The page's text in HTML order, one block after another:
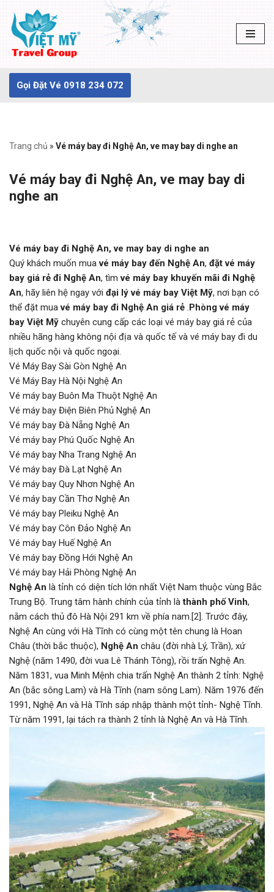
Chuyển
tới
dung
Gọi Đặt Vé 0918 234 072
Trang chủ » Vé máy bay đi Nghệ An, ve may bay di nghe an
Vé máy bay đi Nghệ An, ve may bay di
nghe an
Vé máy bay đi Nghệ An, ve may bay di nghe an
Quý khách muốn muavé máy bay đến Nghệ An, đặt vé máy
bay giá rẻ đi Nghệ An, tìmvé máy bay khuyến mãi đi Nghệ
An, hãy liên hệ ngay với đại lý vé máy bay Việt Mỹ, nơi bạn có
thể đặt muavé máy bay đi Nghệ An giá rẻ .Phòng vé máy
bay Việt Mỹ chuyên cung cấp các loại vé máy bay giá rẻ của
nhiều hãng hàng không nội địa và quốc tế và vé máy bay đi du
lịch quốc nội và quốc ngoại.
Vé Máy Bay Sài Gòn Nghệ An
Vé Máy Bay Hà Nội Nghệ An
Vé máy bay Buôn Ma Thuột Nghệ An
Vé máy bay Điện Biên Phủ Nghệ An
Vé máy bay Đà Nẵng Nghệ An
Vé máy bay Phú Quốc Nghệ An
Vé máy bay Nha Trang Nghệ An
Vé máy bay Đà Lạt Nghệ An
Vé máy bay Quy Nhơn Nghệ An
Vé máy bay Cần Thơ Nghệ An
Vé máy bay Pleiku Nghệ An
Vé máy bay Côn Đảo Nghệ An
Vé máy bay Huế Nghệ An
Vé máy bay Đồng Hới Nghệ An
Vé máy bay Hải Phòng Nghệ An
Nghệ An là tỉnh có diện tích lớn nhất Việt Nam thuộc vùng Bắc
Trung Bộ. Trung tâm hành chính của tỉnh làthành phố Vinh,
nằm cách thủ đô Hà Nội 291 km về phía nam.[2]. Trước đây,
Nghệ An cùng với Hà Tĩnh có cùng một tên chung là Hoan
Châu (thời bắc thuộc), Nghệ An châu (đời nhà Lý, Trần), xứ
Nghệ (năm 1490, đời vua Lê Thánh Tông), rồi trấn Nghệ An.
Năm 1831, vua Minh Mệnh chia trấn Nghệ An thành 2 tỉnh: Nghệ
An (bắc sông Lam) và Hà Tĩnh (nam sông Lam). Năm 1976 đến
1991, Nghệ An và Hà Tĩnh sáp nhập thành một tỉnh- Nghệ Tĩnh.
Từ năm 1991, lại tách ra thành 2 tỉnh là Nghệ An và Hà Tĩnh.